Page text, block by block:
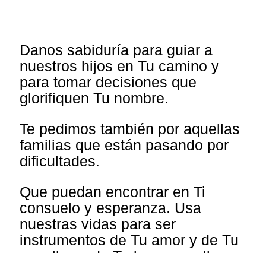
Danos sabiduría para guiar a
nuestros hijos en Tu camino y
para tomar decisiones que
glorifiquen Tu nombre.
Te pedimos también por aquellas
familias que están pasando por
dificultades.
Que puedan encontrar en Ti
consuelo y esperanza. Usa
nuestras vidas para ser
instrumentos de Tu amor y de Tu